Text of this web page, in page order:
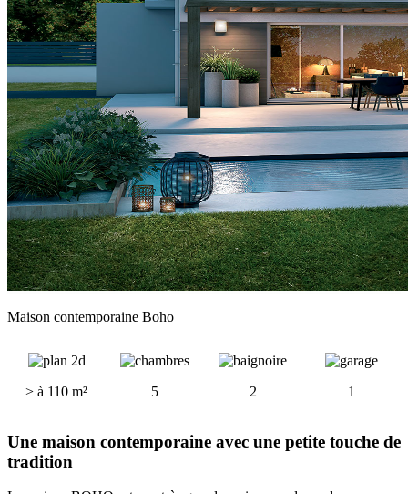
Maison contemporaine Boho
> à 110 m² 5 2 1
Une maison contemporaine avec une petite touche de
tradition